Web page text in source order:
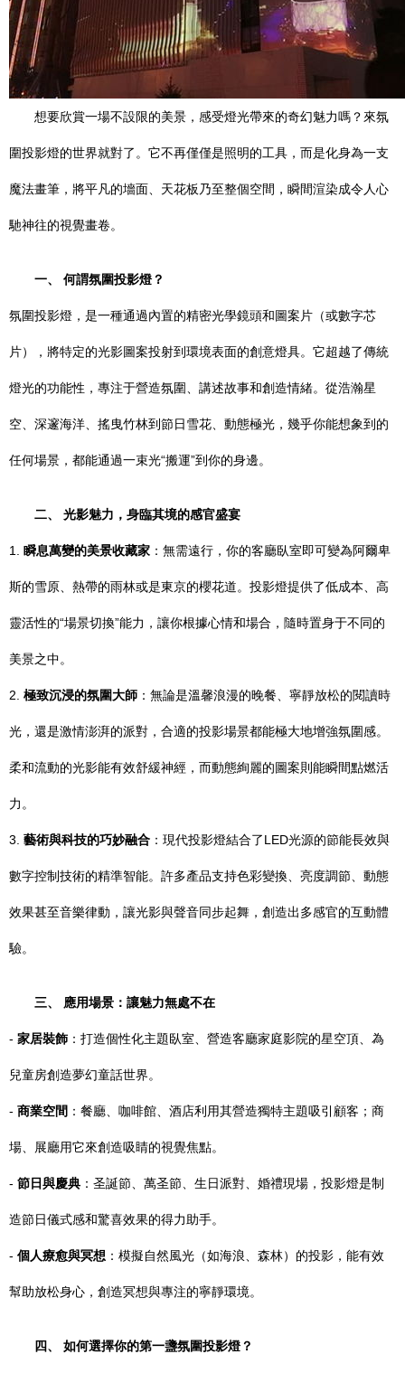
想要欣賞一場不設限的美景，感受燈光帶來的奇幻魅力嗎？來氛
圍投影燈的世界就對了。它不再僅僅是照明的工具，而是化身為一支
魔法畫筆，將平凡的墻面、天花板乃至整個空間，瞬間渲染成令人心
馳神往的視覺畫卷。
一、 何謂氛圍投影燈？
氛圍投影燈，是一種通過內置的精密光學鏡頭和圖案片（或數字芯
片），將特定的光影圖案投射到環境表面的創意燈具。它超越了傳統
燈光的功能性，專注于營造氛圍、講述故事和創造情緒。從浩瀚星
空、深邃海洋、搖曳竹林到節日雪花、動態極光，幾乎你能想象到的
任何場景，都能通過一束光“搬運”到你的身邊。
二、 光影魅力，身臨其境的感官盛宴
1. 瞬息萬變的美景收藏家 ：無需遠行，你的客廳臥室即可變為阿爾卑
斯的雪原、熱帶的雨林或是東京的櫻花道。投影燈提供了低成本、高
靈活性的“場景切換”能力，讓你根據心情和場合，隨時置身于不同的
美景之中。
2. 極致沉浸的氛圍大師 ：無論是溫馨浪漫的晚餐、寧靜放松的閱讀時
光，還是激情澎湃的派對，合適的投影場景都能極大地增強氛圍感。
柔和流動的光影能有效舒緩神經，而動態絢麗的圖案則能瞬間點燃活
力。
3. 藝術與科技的巧妙融合 ：現代投影燈結合了LED光源的節能長效與
數字控制技術的精準智能。許多產品支持色彩變換、亮度調節、動態
效果甚至音樂律動，讓光影與聲音同步起舞，創造出多感官的互動體
驗。
三、 應用場景：讓魅力無處不在
- 家居裝飾 ：打造個性化主題臥室、營造客廳家庭影院的星空頂、為
兒童房創造夢幻童話世界。
- 商業空間 ：餐廳、咖啡館、酒店利用其營造獨特主題吸引顧客；商
場、展廳用它來創造吸睛的視覺焦點。
- 節日與慶典 ：圣誕節、萬圣節、生日派對、婚禮現場，投影燈是制
造節日儀式感和驚喜效果的得力助手。
- 個人療愈與冥想 ：模擬自然風光（如海浪、森林）的投影，能有效
幫助放松身心，創造冥想與專注的寧靜環境。
四、 如何選擇你的第一盞氛圍投影燈？